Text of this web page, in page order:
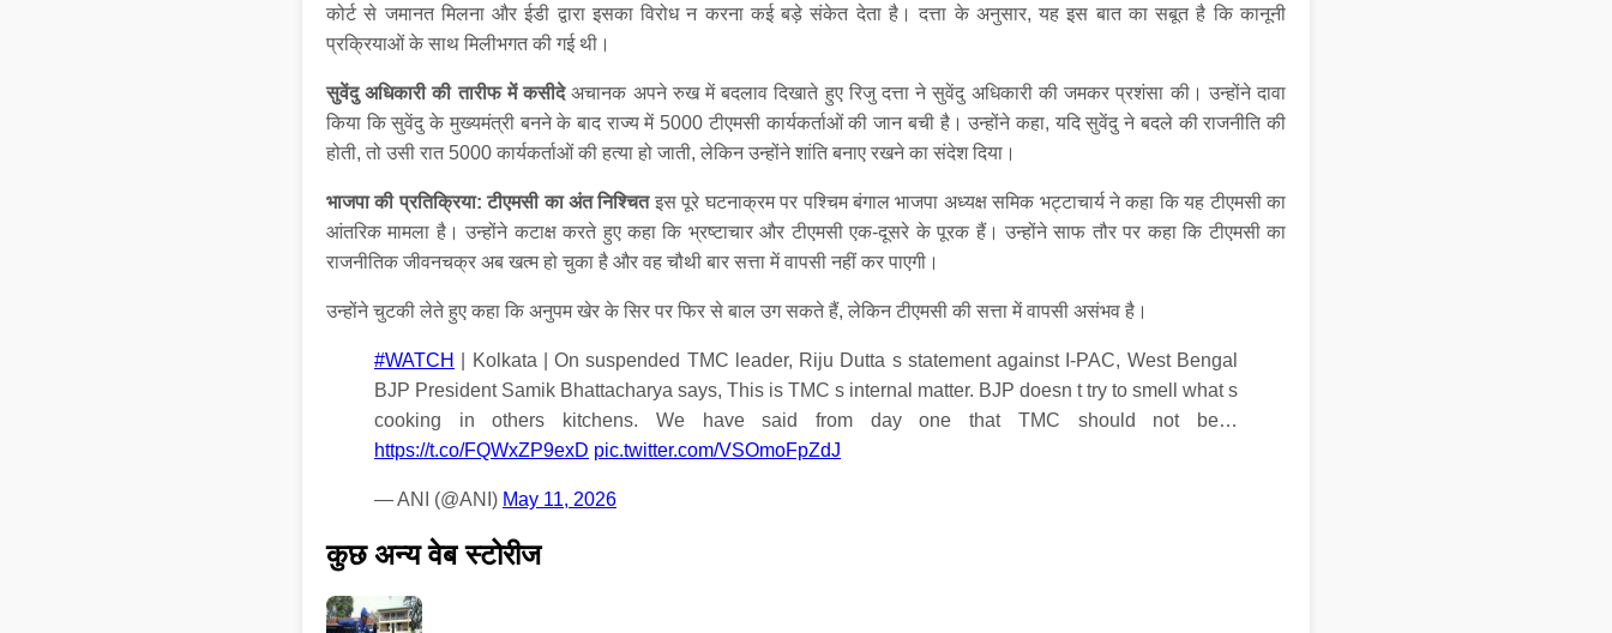
कोर्ट से जमानत मिलना और ईडी द्वारा इसका विरोध न करना कई बड़े संकेत देता है। दत्ता के अनुसार, यह इस बात का सबूत है कि कानूनी
प्रक्रियाओं के साथ मिलीभगत की गई थी।
सुवेंदु अधिकारी की तारीफ में कसीदेअचानक अपने रुख में बदलाव दिखाते हुए रिजु दत्ता ने सुवेंदु अधिकारी की जमकर प्रशंसा की। उन्होंने दावा
किया कि सुवेंदु के मुख्यमंत्री बनने के बाद राज्य में 5000 टीएमसी कार्यकर्ताओं की जान बची है। उन्होंने कहा, यदि सुवेंदु ने बदले की राजनीति की
होती, तो उसी रात 5000 कार्यकर्ताओं की हत्या हो जाती, लेकिन उन्होंने शांति बनाए रखने का संदेश दिया।
भाजपा की प्रतिक्रिया: टीएमसी का अंत निश्चित इस पूरे घटनाक्रम पर पश्चिम बंगाल भाजपा अध्यक्ष समिक भट्टाचार्य ने कहा कि यह टीएमसी का
आंतरिक मामला है। उन्होंने कटाक्ष करते हुए कहा कि भ्रष्टाचार और टीएमसी एक-दूसरे के पूरक हैं। उन्होंने साफ तौर पर कहा कि टीएमसी का
राजनीतिक जीवनचक्र अब खत्म हो चुका है और वह चौथी बार सत्ता में वापसी नहीं कर पाएगी।
उन्होंने चुटकी लेते हुए कहा कि अनुपम खेर के सिर पर फिर से बाल उग सकते हैं, लेकिन टीएमसी की सत्ता में वापसी असंभव है।
#WATCH
| Kolkata | On suspended TMC leader, Riju Dutta s statement against I-PAC, West Bengal
BJP President Samik Bhattacharya says, This is TMC s internal matter. BJP doesn t try to smell what s
cooking in others kitchens. We have said from day one that TMC should not be…
https://t.co/FQWxZP9exD pic.twitter.com/VSOmoFpZdJ
— ANI (@ANI) May 11, 2026
कुछ अन्य वेब स्टोरीज